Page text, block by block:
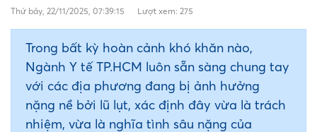
Thứ bảy, 22/11/2025, 07:39:15 Lượt xem: 275
Trong bất kỳ hoàn cảnh khó khăn nào,
Ngành Y tế TP.HCM luôn sẵn sàng chung tay
với các địa phương đang bị ảnh hưởng
nặng nề bởi lũ lụt, xác định đây vừa là trách
nhiệm, vừa là nghĩa tình sâu nặng của